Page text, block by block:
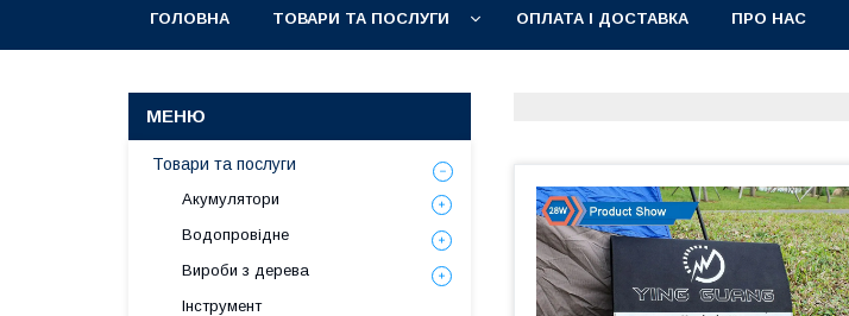
ГОЛОВНА ТОВАРИ ТА ПОСЛУГИ ОПЛАТА І ДОСТАВКА ПРО НАС
Товари та послуги
Акумулятори
Водопровідне
Вироби з дерева
Інструмент